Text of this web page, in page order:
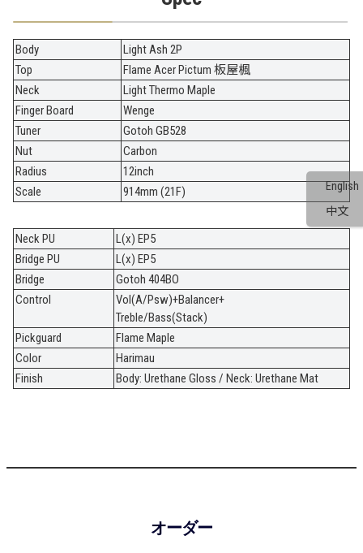
English
中文
Body
Light Ash 2P
Top
Flame Acer Pictum 板屋楓
Neck
Light Thermo Maple
Finger Board
Wenge
Tuner
Gotoh GB528
Nut
Carbon
Radius
12inch
Scale
914mm (21F)
Neck PU
L(x) EP5
Bridge PU
L(x) EP5
Bridge
Gotoh 404BO
Control
Vol(A/Psw)+Balancer+
Treble/Bass(Stack)
Pickguard
Flame Maple
Color
Harimau
Finish
Body: Urethane Gloss / Neck: Urethane Mat
オーダー